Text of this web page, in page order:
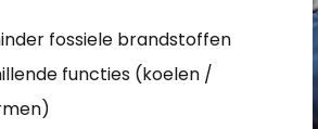
fossiele brandstoffen
functies (koelen /